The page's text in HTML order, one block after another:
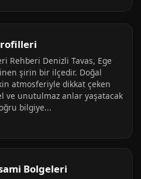
Rehberi Denizli Tavas, Ege
şirin bir ilçedir. Doğal
atmosferiyle dikkat çeken
ve unutulmaz anlar yaşatacak
bilgiye...
Bolgeleri